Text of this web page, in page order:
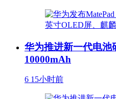
华为推进新一代电池
10000mAh
6 15小时前